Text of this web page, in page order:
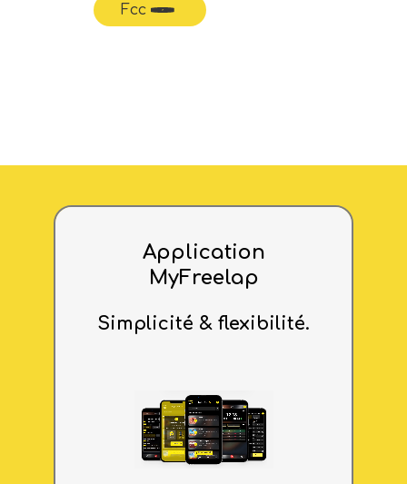
Fcc
Application
MyFreelap
Simplicité & flexibilité.